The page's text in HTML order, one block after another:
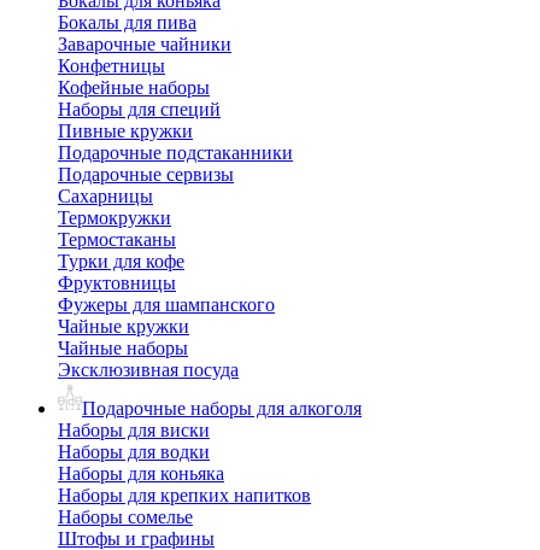
Бокалы для пива
Заварочные чайники
Конфетницы
Кофейные наборы
Наборы для специй
Пивные кружки
Подарочные подстаканники
Подарочные сервизы
Сахарницы
Термокружки
Термостаканы
Турки для кофе
Фруктовницы
Фужеры для шампанского
Чайные кружки
Чайные наборы
Эксклюзивная посуда
Подарочные наборы для алкоголя
Наборы для виски
Наборы для водки
Наборы для коньяка
Наборы для крепких напитков
Наборы сомелье
Штофы и графины